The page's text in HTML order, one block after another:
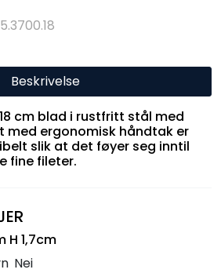
Beskrivelse
cm blad i rustfritt stål med
med ergonomisk håndtak er
slik at det føyer seg inntil
fine fileter.
H 1,7cm
Nei